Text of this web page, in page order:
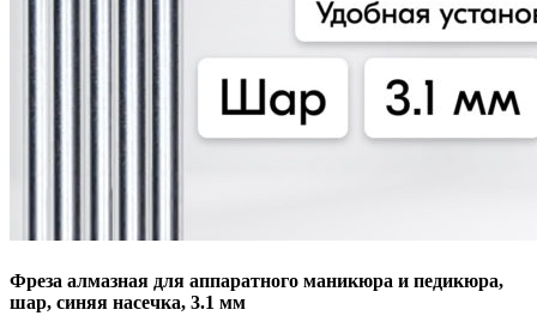
Фреза алмазная для аппаратного маникюра и педикюра,
шар, синяя насечка, 3.1 мм